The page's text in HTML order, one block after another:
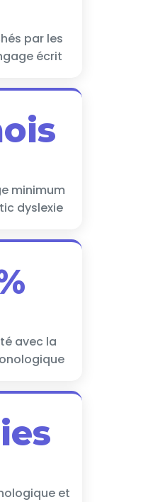
par les
écrit
minimum
dyslexie
avec la
et